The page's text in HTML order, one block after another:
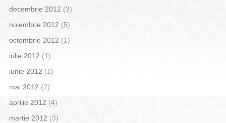
decembrie 2012 (3)
noiembrie 2012 (5)
octombrie 2012 (1)
iulie 2012 (1)
iunie 2012 (1)
mai 2012 (2)
aprilie 2012 (4)
martie 2012 (3)